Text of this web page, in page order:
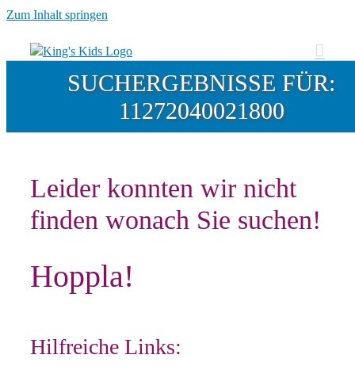
Zum Inhalt springen
SUCHERGEBNISSE FÜR:
11272040021800
Leider konnten wir nicht
finden wonach Sie suchen!
Hoppla!
Hilfreiche Links: